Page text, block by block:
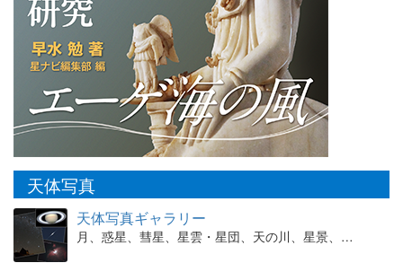
天体写真
天体写真ギャラリー
月、惑星、彗星、星雲・星団、天の川、星景、…